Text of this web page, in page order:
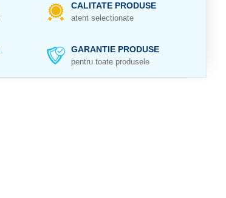
CALITATE PRODUSE
atent selectionate
GARANTIE PRODUSE
pentru toate produsele